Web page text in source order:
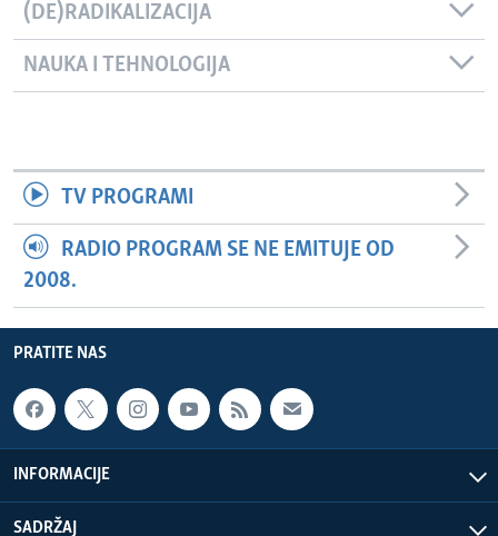
(DE)RADIKALIZACIJA
NAUKA I TEHNOLOGIJA
TV PROGRAMI
RADIO PROGRAM SE NE EMITUJE OD
2008.
PRATITE NAS
INFORMACIJE
SADRŽAJ